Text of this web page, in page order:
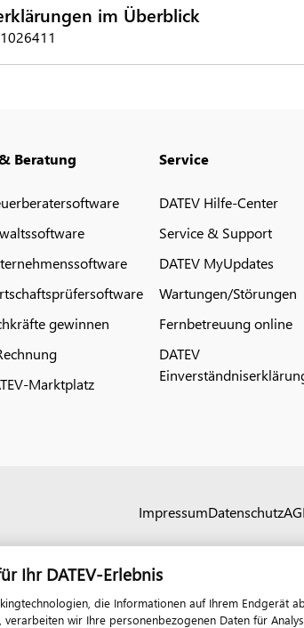
im Überblick
Beratung
gewinnen
Marktplatz
Service
DATEV Hilfe-Center
Service & Support
DATEV MyUpdates
Wartungen/Störungen
Fernbetreuung online
DATEV
ImpressumDatenschutz
Ihr DATEV-Erlebnis
die Informationen auf Ihrem Endgerät
verarbeiten wir Ihre personenbezogenen Daten für